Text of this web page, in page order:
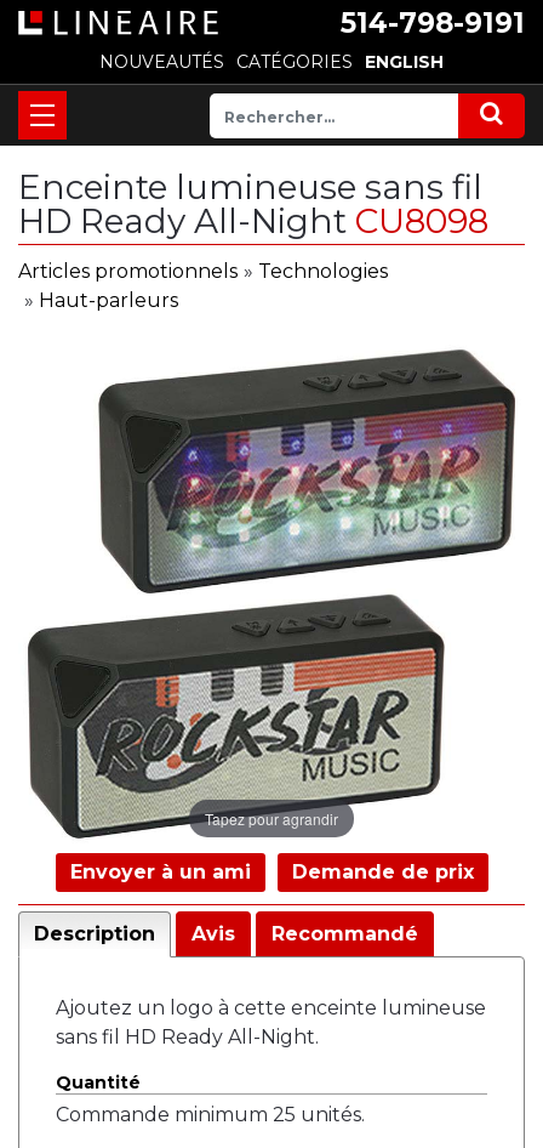
514-798-9191
NOUVEAUTÉS CATÉGORIES ENGLISH
Enceinte lumineuse sans fil
HD Ready All-Night CU8098
Articles promotionnels » Technologies
» Haut-parleurs
Tapez pour agrandir
Envoyer à un ami Demande de prix
Description Avis Recommandé
Ajoutez un logo à cette enceinte lumineuse
sans fil HD Ready All-Night.
Quantité
Commande minimum 25 unités.